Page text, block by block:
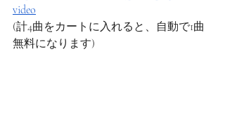
video
(計4曲をカートに入れると、自動で1曲
無料になります)